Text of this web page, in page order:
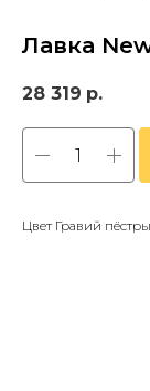
Лавка
28 319 р.
Цвет Гравий